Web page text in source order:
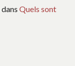
dans Quels sont